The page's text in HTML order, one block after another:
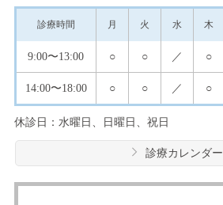
診療時間 月 火 水 木
9:00〜13:00 ○ ○ ／ ○
14:00〜18:00 ○ ○ ／ ○
休診日：水曜日、日曜日、祝日
診療カレンダー